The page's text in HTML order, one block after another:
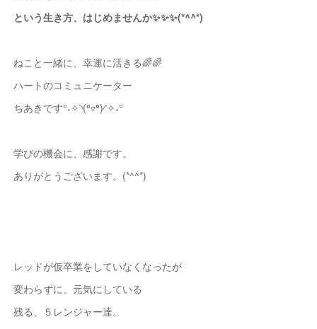
という生き方、はじめませんか✨✨✨(*^^*)
ねこと一緒に、幸運に活きる🌈🌈
ハートのコミュニケーター
ちあきです°˖✧◝(⁰▿⁰)◜✧˖°
学びの機会に、感謝です。
ありがとうございます。(*^^*)
レッドが仮卒業をしていなくなったが
変わらずに、元気にしている
残る、５レンジャー達。